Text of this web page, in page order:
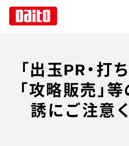
製品情報
企業情報
「出玉PR・打
「攻略販売」
誘にご注意